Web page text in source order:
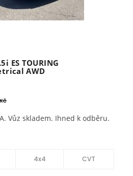
ES TOURING
AWD
Vůz skladem. Ihned k odběru.
4x4 CVT